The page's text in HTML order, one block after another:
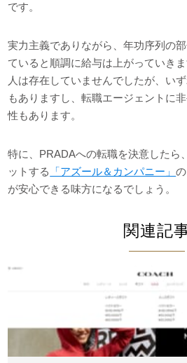
です。
実力主義でありながら、年功序列の
ていると順調に給与は上がっていき
人は存在していませんでしたが、い
もありますし、転職エージェントに
性もあります。
特に、PRADAへの転職を決意したら
ットする
「アズール＆カンパニー」
が安心できる味方になるでしょう。
関連記